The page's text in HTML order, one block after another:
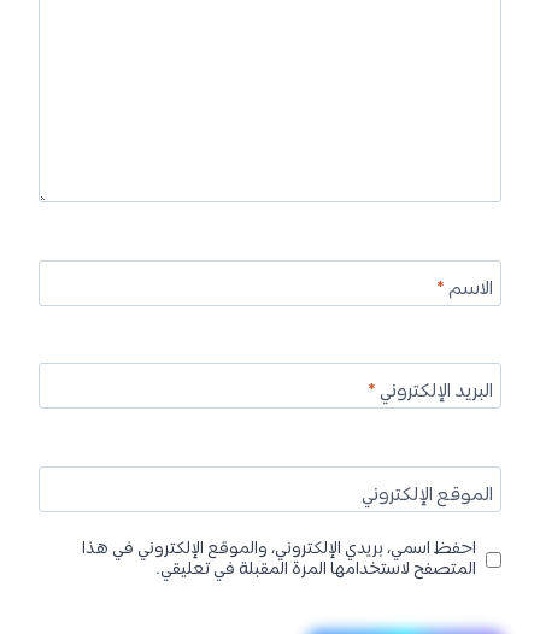
الاسم*
البريد الإلكتروني*
الموقع الإلكتروني
احفظ اسمي، بريدي الإلكتروني، والموقع الإلكتروني في هذا
المتصفح لاستخدامها المرة المقبلة في تعليقي.